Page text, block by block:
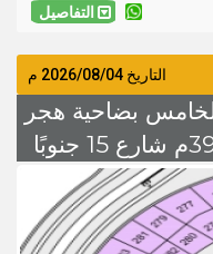
التفاصيل
التاريخ 2026/08/04 م
بضاحية هجر
رقم 326-2/ب المساحة 390م شارع 15 جنوبًا